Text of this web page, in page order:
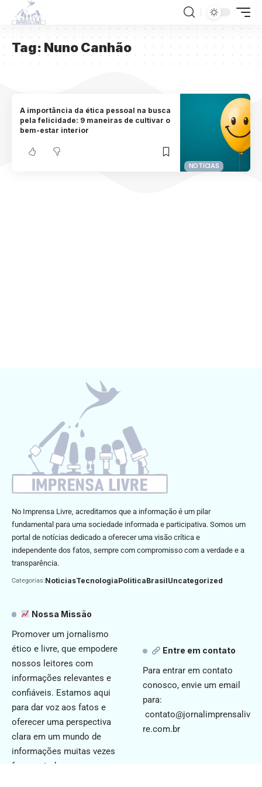
Tag: Nuno Canhão
NOTICIAS
A importância da ética pessoal na busca
pela felicidade: 9 maneiras de cultivar o
bem-estar interior
No Imprensa Livre, acreditamos que a informação é um pilar
fundamental para uma sociedade informada e participativa. Somos um
portal de notícias dedicado a oferecer uma visão crítica e
independente dos fatos, sempre com compromisso com a verdade e a
transparência.
Categorias:NoticiasTecnologiaPoliticaBrasilUncategorized
Nossa Missão
Promover um jornalismo
ético e livre, que empodere
nossos leitores com
informações relevantes e
confiáveis. Estamos aqui
para dar voz aos fatos e
oferecer uma perspectiva
clara em um mundo de
informações muitas vezes
fragmentadas.
Entre em contato
Para entrar em contato
conosco, envie um email
para:
contato@jornalimprensaliv
re.com.br